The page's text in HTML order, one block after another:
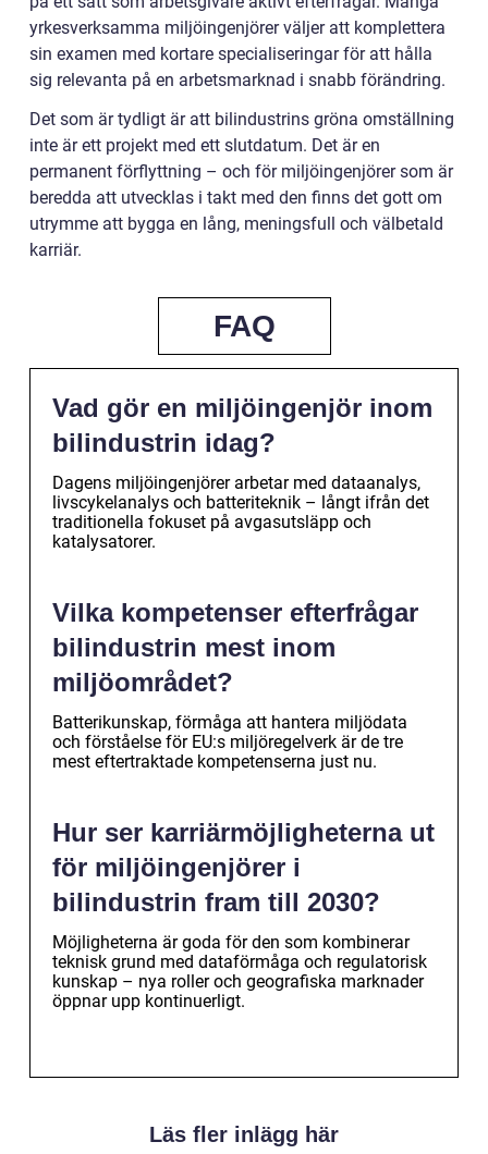
yrkesverksamma miljöingenjörer väljer att komplettera
sin examen med kortare specialiseringar för att hålla
sig relevanta på en arbetsmarknad i snabb förändring.
Det som är tydligt är att bilindustrins gröna omställning
inte är ett projekt med ett slutdatum. Det är en
permanent förflyttning – och för miljöingenjörer som är
beredda att utvecklas i takt med den finns det gott om
utrymme att bygga en lång, meningsfull och välbetald
karriär.
FAQ
Vad gör en miljöingenjör inom
bilindustrin idag?
Dagens miljöingenjörer arbetar med dataanalys,
livscykelanalys och batteriteknik – långt ifrån det
traditionella fokuset på avgasutsläpp och
katalysatorer.
Vilka kompetenser efterfrågar
bilindustrin mest inom
miljöområdet?
Batterikunskap, förmåga att hantera miljödata
och förståelse för EU:s miljöregelverk är de tre
mest eftertraktade kompetenserna just nu.
Hur ser karriärmöjligheterna ut
för miljöingenjörer i
bilindustrin fram till 2030?
Möjligheterna är goda för den som kombinerar
teknisk grund med dataförmåga och regulatorisk
kunskap – nya roller och geografiska marknader
öppnar upp kontinuerligt.
Läs fler inlägg här